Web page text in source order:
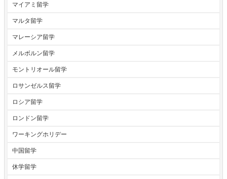
マイアミ留学
マルタ留学
マレーシア留学
メルボルン留学
モントリオール留学
ロサンゼルス留学
ロシア留学
ロンドン留学
ワーキングホリデー
中国留学
休学留学